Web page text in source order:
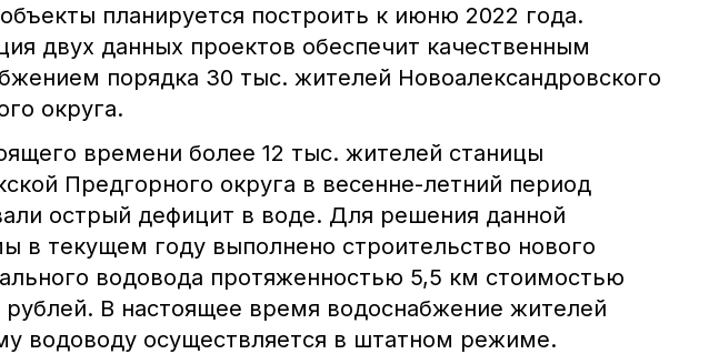
планируется построить к июню 2022 года.
двух данных проектов обеспечит качественным
порядка 30 тыс. жителей Новоалександровского
округа.
времени более 12 тыс. жителей станицы
Предгорного округа в весенне-летний период
острый дефицит в воде. Для решения данной
в текущем году выполнено строительство нового
водовода протяженностью 5,5 км стоимостью
рублей. В настоящее время водоснабжение жителей
водоводу осуществляется в штатном режиме.